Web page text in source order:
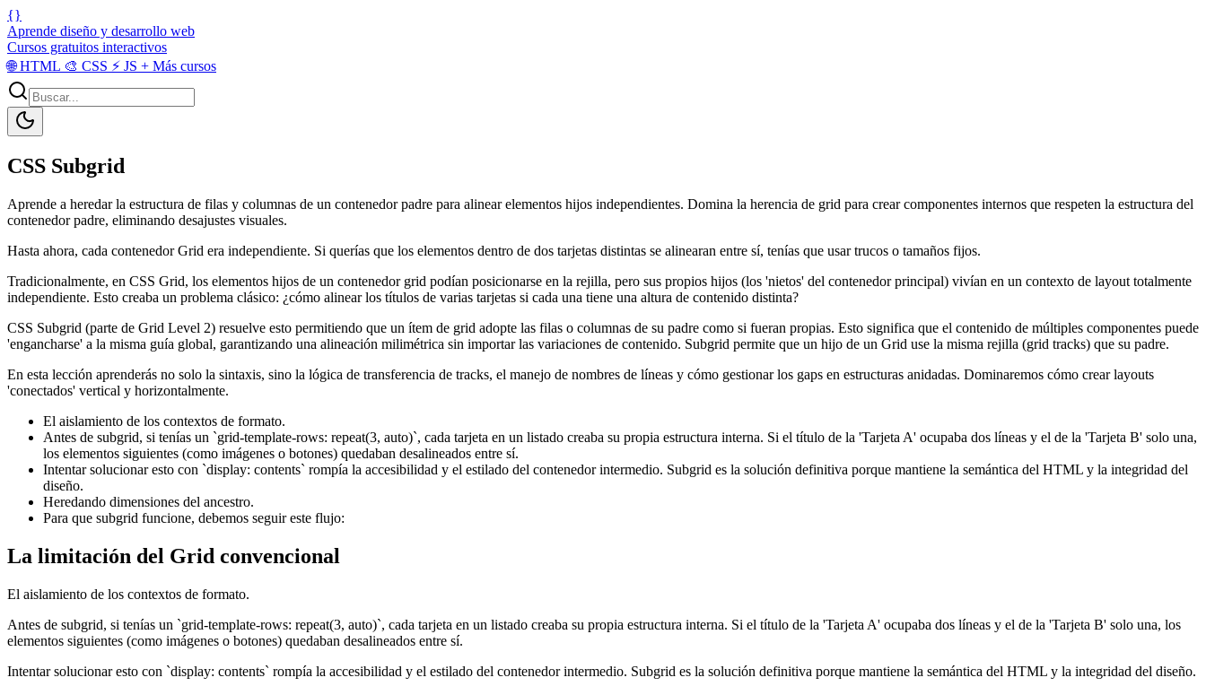
{}
Aprende diseño y desarrollo web
Cursos gratuitos interactivos
🌐HTML 🎨 CSS ⚡ JS + Más cursos
CSS Subgrid
Aprende a heredar la estructura de filas y columnas de un contenedor padre para alinear elementos hijos independientes. Domina la herencia de grid para crear componentes internos que respeten la estructura del
contenedor padre, eliminando desajustes visuales.
Hasta ahora, cada contenedor Grid era independiente. Si querías que los elementos dentro de dos tarjetas distintas se alinearan entre sí, tenías que usar trucos o tamaños fijos.
Tradicionalmente, en CSS Grid, los elementos hijos de un contenedor grid podían posicionarse en la rejilla, pero sus propios hijos (los 'nietos' del contenedor principal) vivían en un contexto de layout totalmente
independiente. Esto creaba un problema clásico: ¿cómo alinear los títulos de varias tarjetas si cada una tiene una altura de contenido distinta?
CSS Subgrid (parte de Grid Level 2) resuelve esto permitiendo que un ítem de grid adopte las filas o columnas de su padre como si fueran propias. Esto significa que el contenido de múltiples componentes puede
'engancharse' a la misma guía global, garantizando una alineación milimétrica sin importar las variaciones de contenido. Subgrid permite que un hijo de un Grid use la misma rejilla (grid tracks) que su padre.
En esta lección aprenderás no solo la sintaxis, sino la lógica de transferencia de tracks, el manejo de nombres de líneas y cómo gestionar los gaps en estructuras anidadas. Dominaremos cómo crear layouts
'conectados' vertical y horizontalmente.
El aislamiento de los contextos de formato.
Antes de subgrid, si tenías un `grid-template-rows: repeat(3, auto)`, cada tarjeta en un listado creaba su propia estructura interna. Si el título de la 'Tarjeta A' ocupaba dos líneas y el de la 'Tarjeta B' solo una,
los elementos siguientes (como imágenes o botones) quedaban desalineados entre sí.
Intentar solucionar esto con `display: contents` rompía la accesibilidad y el estilado del contenedor intermedio. Subgrid es la solución definitiva porque mantiene la semántica del HTML y la integridad del
diseño.
Heredando dimensiones del ancestro.
Para que subgrid funcione, debemos seguir este flujo:
La limitación del Grid convencional
El aislamiento de los contextos de formato.
Antes de subgrid, si tenías un `grid-template-rows: repeat(3, auto)`, cada tarjeta en un listado creaba su propia estructura interna. Si el título de la 'Tarjeta A' ocupaba dos líneas y el de la 'Tarjeta B' solo una, los
elementos siguientes (como imágenes o botones) quedaban desalineados entre sí.
Intentar solucionar esto con `display: contents` rompía la accesibilidad y el estilado del contenedor intermedio. Subgrid es la solución definitiva porque mantiene la semántica del HTML y la integridad del diseño.